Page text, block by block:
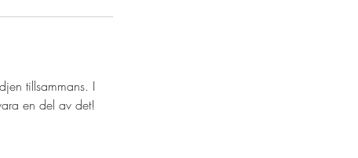
tillsammans. I
en del av det!